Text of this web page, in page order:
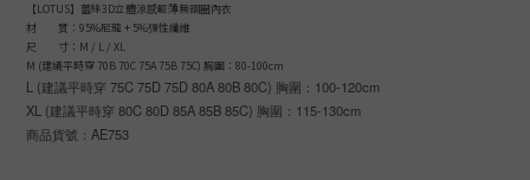
【LOTUS】蕾絲3D立體涼感輕薄無鋼圈內衣
材 質：95%尼龍 + 5%彈性纖維
尺 寸：M / L / XL
M (建議平時穿 70B 70C 75A 75B 75C) 胸圍：80-100cm
L (建議平時穿 75C 75D 75D 80A 80B 80C) 胸圍：100-120cm
XL (建議平時穿 80C 80D 85A 85B 85C) 胸圍：115-130cm
商品貨號：AE753